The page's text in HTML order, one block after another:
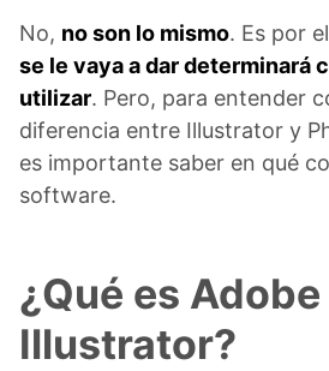
No, no son lo mismo. Es por
se le vaya a dar determinará
utilizar. Pero, para entender
diferencia entre Illustrator y
es importante saber en qué
software.
¿Qué es Adobe
Illustrator?